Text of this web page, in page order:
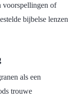
voorspellingen of
bijbelse lenzen
als een
trouwe